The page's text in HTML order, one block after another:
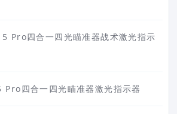
Pro四合一四光瞄准器战术激光指示
四合一四光瞄准器激光指示器